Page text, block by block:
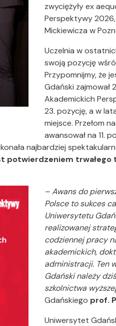
zwyciężyły ex
Perspektywy
Mickiewicza w
Uczelnia w
swoją pozycję
Przypomnijmy, że
Gdański zajmował
Akademickich
23. pozycję, a w
miejsce. Przełom
awansował na 11.
najbardziej
potwierdzeniem
– Awans do
Polsce to sukces
Uniwersytetu
realizowanej
codziennej pracy
akademickich,
administracji. Ten
Gdański należy
szkolnictwa
Gdańskiego prof.
Uniwersytet